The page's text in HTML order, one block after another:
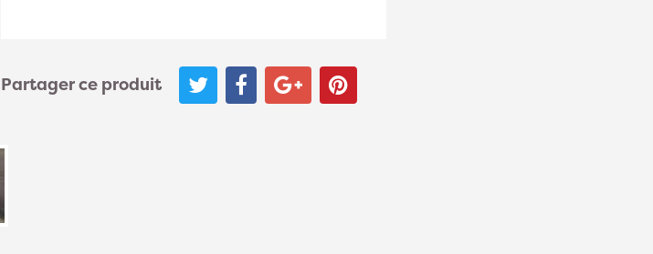
Partager ce produit